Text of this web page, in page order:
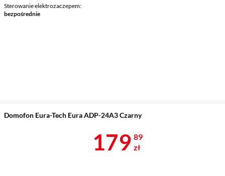
Sterowanie elektrozaczepem
bezpośrednie
Domofon Eura-Tech Eura ADP-24A3 Czarny
Cena 179,89
179 89
zł